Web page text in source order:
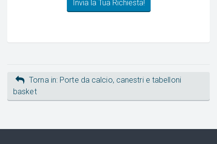
Torna in: Porte da calcio, canestri e tabelloni
basket